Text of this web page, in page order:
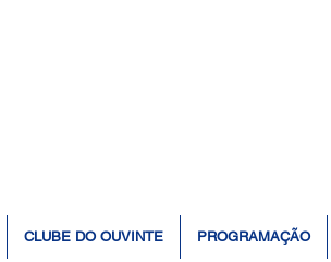
CLUBE DO OUVINTE PROGRAMAÇÃO